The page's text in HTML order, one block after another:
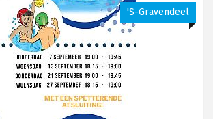
's-Gravendeel